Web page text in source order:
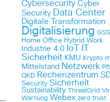
Cybersecurity Cyber
Security Data Center
Digitale Transformation
Digitalisierung
Home Office Hybrid Work
Industrie 4.0 IoT
Sicherheit KMU Krypto
Mittelstand Netzwerk
QKD Rechenzentrum
Security Sicherheit
Sustainability ThreatGrid
Warnung Webex zero trust